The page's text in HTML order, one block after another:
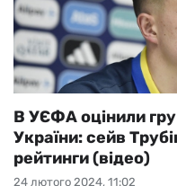
24 лютого 2024, 11:02
В УЄФА оцінили гру
України: сейв
рейтинги (відео)